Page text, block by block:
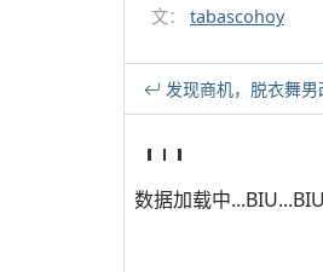
文： tabascohoy
发现商机，脱衣舞
数据加载中